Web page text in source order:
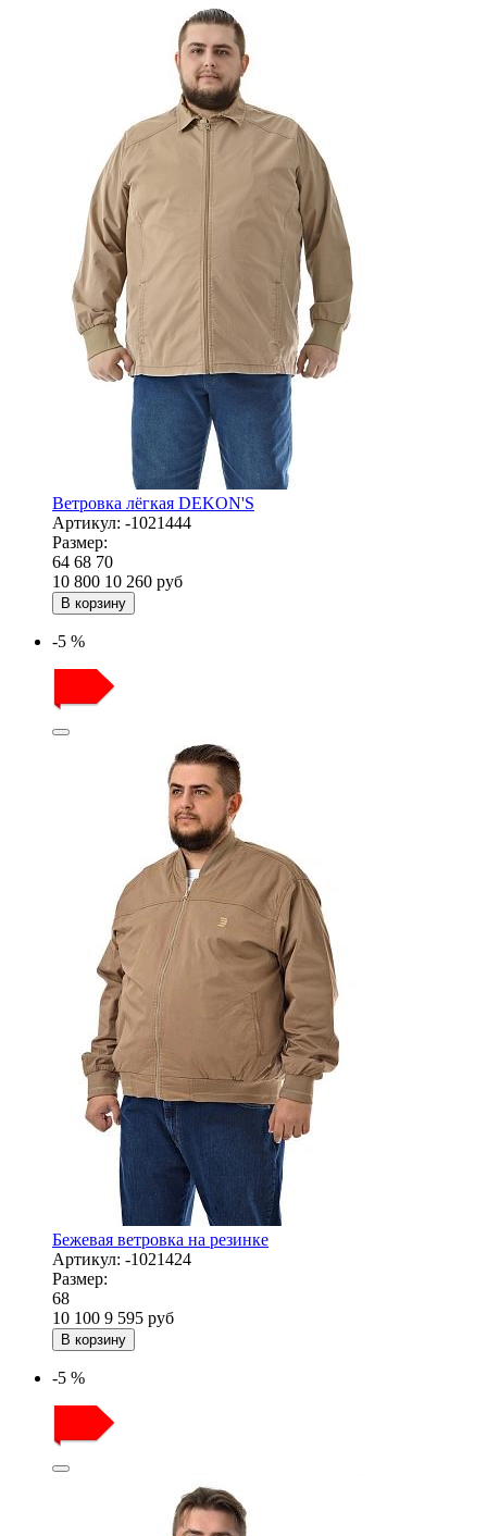
Ветровка лёгкая DEKON'S
Артикул: -1021444
Размер:
64 68 70
10 800 10 260 руб
В корзину
-5 %
Бежевая ветровка на резинке
Артикул: -1021424
Размер:
68
10 100 9 595 руб
В корзину
-5 %